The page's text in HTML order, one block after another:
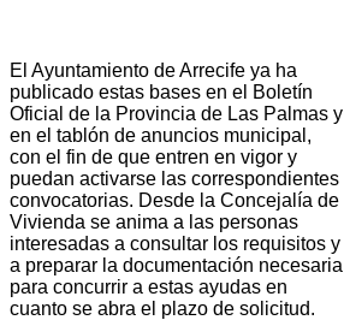
El Ayuntamiento de Arrecife ya ha
publicado estas bases en el Boletín
Oficial de la Provincia de Las Palmas y
en el tablón de anuncios municipal,
con el fin de que entren en vigor y
puedan activarse las correspondientes
convocatorias. Desde la Concejalía de
Vivienda se anima a las personas
interesadas a consultar los requisitos y
a preparar la documentación necesaria
para concurrir a estas ayudas en
cuanto se abra el plazo de solicitud.